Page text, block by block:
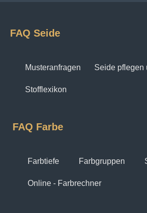
FAQ Seide
Musteranfragen Seide pflegen
Stofflexikon
FAQ Farbe
Farbtiefe Farbgruppen
Online - Farbrechner